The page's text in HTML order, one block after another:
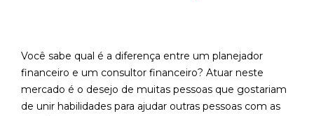
Você sabe qual é a diferença entre um planejador
financeiro e um consultor financeiro? Atuar neste
mercado é o desejo de muitas pessoas que gostariam
de unir habilidades para ajudar outras pessoas com as